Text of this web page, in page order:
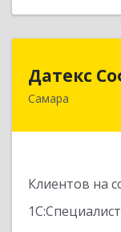
Датекс
Самара
Клиентов на
1С:Специалист
443070,